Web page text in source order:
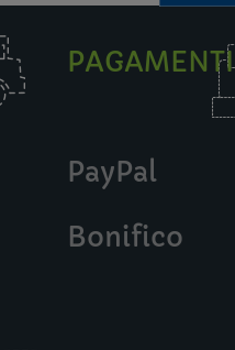
PAGAMENTI
PayPal
Bonifico